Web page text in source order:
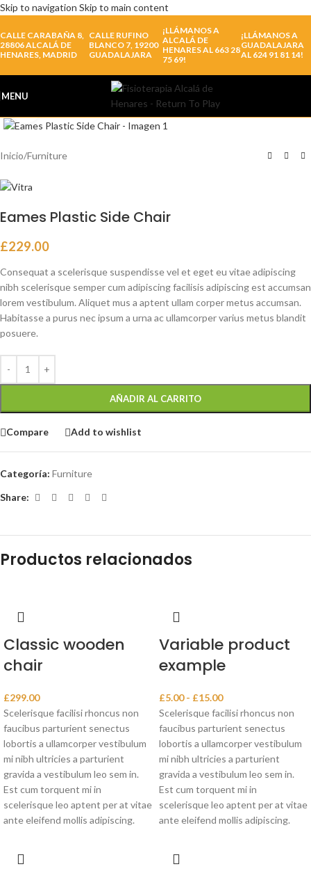
Skip to navigation Skip to main content
CALLE CARABAÑA 8,
28806 ALCALÁ DE
HENARES, MADRID
CALLE RUFINO
BLANCO 7, 19200
GUADALAJARA
¡LLÁMANOS A
ALCALÁ DE
HENARES AL 663 28
75 69!
¡LLÁMANOS A
GUADALAJARA
AL 624 91 81 14!
MENU
Inicio/Furniture
Eames Plastic Side Chair
£229.00
Consequat a scelerisque suspendisse vel et eget eu vitae adipiscing
nibh scelerisque semper cum adipiscing facilisis adipiscing est accumsan
lorem vestibulum. Aliquet mus a aptent ullam corper metus accumsan.
Habitasse a purus nec ipsum a urna ac ullamcorper varius metus blandit
posuere.
AÑADIR AL CARRITO
Compare Add to wishlist
Categoría: Furniture
Share:
Productos relacionados
Classic wooden
chair
£299.00
Scelerisque facilisi rhoncus non
faucibus parturient senectus
lobortis a ullamcorper vestibulum
mi nibh ultricies a parturient
gravida a vestibulum leo sem in.
Est cum torquent mi in
scelerisque leo aptent per at vitae
ante eleifend mollis adipiscing.
Variable product
example
£5.00 - £15.00
Scelerisque facilisi rhoncus non
faucibus parturient senectus
lobortis a ullamcorper vestibulum
mi nibh ultricies a parturient
gravida a vestibulum leo sem in.
Est cum torquent mi in
scelerisque leo aptent per at vitae
ante eleifend mollis adipiscing.